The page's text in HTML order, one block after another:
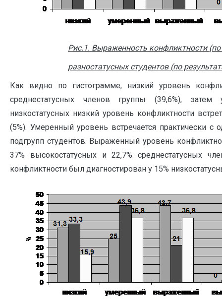
Рис.1. Выраженность конфликтности
разностатусных студентов (по
Как видно по гистограмме, низкий уровень
среднестатусных членов группы (39,6%),
низкостатусных низкий уровень конфликтности
(5%). Умеренный уровень встречается практически с
подгрупп студентов. Выраженный уровень
37% высокостатусных и 22,7% среднестатусных
конфликтности был диагностирован у 15%